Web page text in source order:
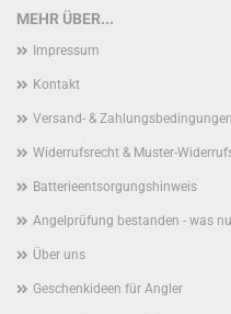
MEHR ÜBER...
Impressum
Kontakt
Versand- & Zahlungsbedingungen
Widerrufsrecht & Muster-
Batterieentsorgungshinweis
Angelprüfung bestanden - was
Über uns
Geschenkideen für Angler